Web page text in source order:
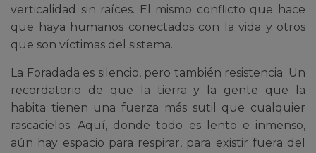
verticalidad sin raíces. El mismo conflicto que hace
que haya humanos conectados con la vida y otros
que son víctimas del sistema.
La Foradada es silencio, pero también resistencia. Un
recordatorio de que la tierra y la gente que la
habita tienen una fuerza más sutil que cualquier
rascacielos. Aquí, donde todo es lento e inmenso,
aún hay espacio para respirar, para existir fuera del